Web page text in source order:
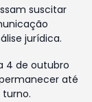
suscitar
jurídica.
4 de outubro
até